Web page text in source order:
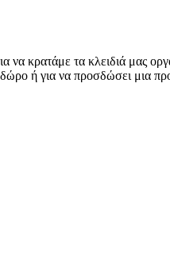
να κρατάμε τα κλειδιά μας
ή για να προσδώσει μια